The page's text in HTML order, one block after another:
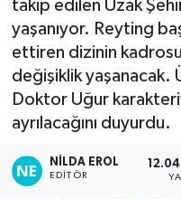
takip edilen Uzak
yaşanıyor. Reyting
ettiren dizinin
değişiklik yaşanacak.
Doktor Uğur
ayrılacağını duyurdu.
NILDA EROL
EDITÖR